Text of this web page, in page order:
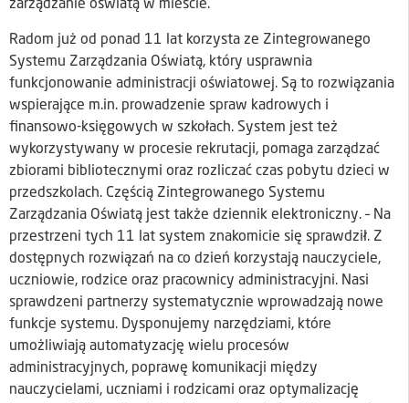
zarządzanie oświatą w mieście.
Radom już od ponad 11 lat korzysta ze Zintegrowanego
Systemu Zarządzania Oświatą, który usprawnia
funkcjonowanie administracji oświatowej. Są to rozwiązania
wspierające m.in. prowadzenie spraw kadrowych i
finansowo-księgowych w szkołach. System jest też
wykorzystywany w procesie rekrutacji, pomaga zarządzać
zbiorami bibliotecznymi oraz rozliczać czas pobytu dzieci w
przedszkolach. Częścią Zintegrowanego Systemu
Zarządzania Oświatą jest także dziennik elektroniczny. – Na
przestrzeni tych 11 lat system znakomicie się sprawdził. Z
dostępnych rozwiązań na co dzień korzystają nauczyciele,
uczniowie, rodzice oraz pracownicy administracyjni. Nasi
sprawdzeni partnerzy systematycznie wprowadzają nowe
funkcje systemu. Dysponujemy narzędziami, które
umożliwiają automatyzację wielu procesów
administracyjnych, poprawę komunikacji między
nauczycielami, uczniami i rodzicami oraz optymalizację